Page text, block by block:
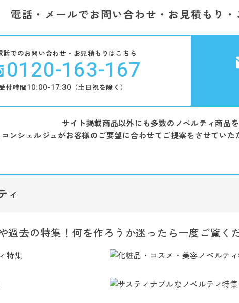
電話・メールでお問い合わせ・お見積もり・
話でのお問い合わせ・お見積もりはこちら
0120-163-167
付時間10:00-17:30 （土日祝を除く）
サイト掲載商品以外にも多数のノベルティ商品
ンシェルジュがお客様のご要望に合わせてご提案をさせていた
ィ
過去の特集！何を作ろうか迷ったら一度ご覧く